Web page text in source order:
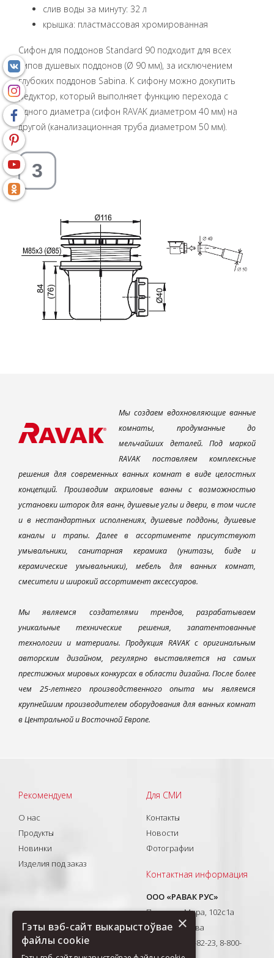
слив воды за минуту: 32 л
крышка: пластмассовая хромированная
Сифон для поддонов Standard 90 подходит для всех
типов душевых поддонов (Ø 90 мм), за исключением
глубоких поддонов Sabina. К сифону можно докупить
редуктор, который выполняет функцию перехода с
одного диаметра (сифон RAVAK диаметром 40 мм) на
другой (канализационная труба диаметром 50 мм).
Мы создаем вдохновляющие ванные
комнаты, продуманные до
мельчайших деталей. Под маркой
RAVAK поставляем комплексные
решения для современных ванных комнат в виде целостных
концепций. Производим акриловые ванны с возможностью
установки шторок для ванн, душевые углы и двери, в том числе
и в нестандартных исполнениях, душевые поддоны, душевые
каналы и трапы. Далее в ассортименте присутствуют
умывальники, санитарная керамика (унитазы, биде и
керамические умывальники), мебель для ванных комнат,
смесители и широкий ассортимент аксессуаров.
Мы являемся создателями трендов, разрабатываем
уникальные технические решения, запатентованные
технологии и материалы. Продукция RAVAK с оригинальным
авторским дизайном, регулярно выставляется на самых
престижных мировых конкурсах в области дизайна. После более
чем 25-летнего производственного опыта мы являемся
крупнейшим производителем оборудования для ванных комнат
в Центральной и Восточной Европе.
Рекомендуем
О нас
Продукты
Новинки
Изделия под заказ
Для СМИ
Контакты
Новости
Фотографии
Контактная информация
ООО «РАВАК РУС»
Проспект Мира, 102с1а
129626, Москва
T: +7(495) 710-82-23, 8-800-
×
Гэты вэб-сайт выкарыстоўвае
файлы cookie